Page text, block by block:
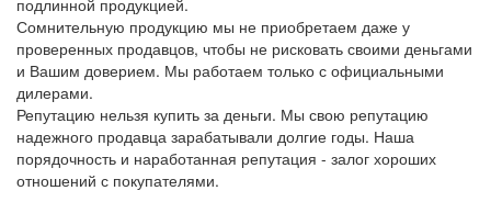
подлинной продукцией.
Сомнительную продукцию мы не приобретаем даже у
проверенных продавцов, чтобы не рисковать своими деньгами
и Вашим доверием. Мы работаем только с официальными
дилерами.
Репутацию нельзя купить за деньги. Мы свою репутацию
надежного продавца зарабатывали долгие годы. Наша
порядочность и наработанная репутация - залог хороших
отношений с покупателями.